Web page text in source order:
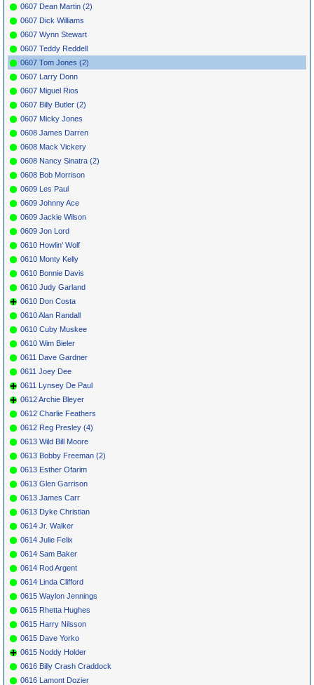
0607 Dean Martin (2)
0607 Dick Williams
0607 Wynn Stewart
0607 Teddy Reddell
0607 Tom Jones (2)
0607 Larry Donn
0607 Miguel Rios
0607 Billy Butler (2)
0607 Micky Jones
0608 James Darren
0608 Mack Vickery
0608 Nancy Sinatra (2)
0608 Bob Morrison
0609 Les Paul
0609 Johnny Ace
0609 Jackie Wilson
0609 Jon Lord
0610 Howlin' Wolf
0610 Monty Kelly
0610 Bonnie Davis
0610 Judy Garland
0610 Don Costa
0610 Alan Randall
0610 Cuby Muskee
0610 Wim Bieler
0611 Dave Gardner
0611 Joey Dee
0611 Lynsey De Paul
0612 Archie Bleyer
0612 Charlie Feathers
0612 Reg Presley (4)
0613 Wild Bill Moore
0613 Bobby Freeman (2)
0613 Esther Ofarim
0613 Glen Garrison
0613 James Carr
0613 Dyke Christian
0614 Jr. Walker
0614 Julie Felix
0614 Sam Baker
0614 Rod Argent
0614 Linda Clifford
0615 Waylon Jennings
0615 Rhetta Hughes
0615 Harry Nilsson
0615 Dave Yorko
0615 Noddy Holder
0616 Billy Crash Craddock
0616 Lamont Dozier